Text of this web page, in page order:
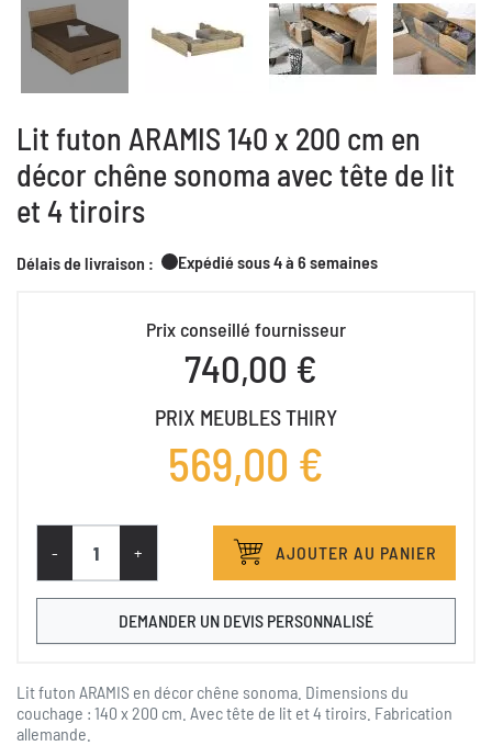
Lit futon ARAMIS 140 x 200 cm en
décor chêne sonoma avec tête de lit
et 4 tiroirs
Délais de livraison : Expédié sous 4 à 6 semaines
Prix conseillé fournisseur
740,00 €
PRIX MEUBLES THIRY
569,00 €
- + AJOUTER AU PANIER
DEMANDER UN DEVIS PERSONNALISÉ
Lit futon ARAMIS en décor chêne sonoma. Dimensions du
couchage : 140 x 200 cm. Avec tête de lit et 4 tiroirs. Fabrication
allemande.